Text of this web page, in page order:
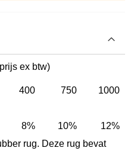
ex btw)
400 750 1000
8% 10%
12%
rug. Deze rug bevat